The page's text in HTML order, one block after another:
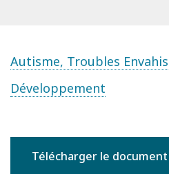
Autisme, Troubles
Développement
Télécharger le document